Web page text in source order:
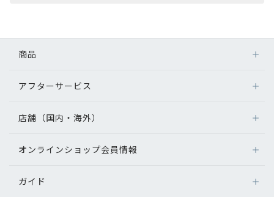
目のまめちしき
商品
メガネ
サングラス
補聴器
グッズ・小物
アフターサービス
アフターサービス
メガネの不具合、修理について
補聴器に関するアフターサービス
店舗（国内・海外）
店舗検索
オンラインショップ会員情報
ログイン
ガイド